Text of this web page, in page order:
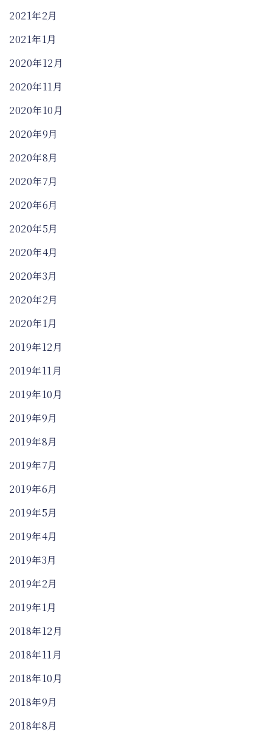
2021年2月
2021年1月
2020年12月
2020年11月
2020年10月
2020年9月
2020年8月
2020年7月
2020年6月
2020年5月
2020年4月
2020年3月
2020年2月
2020年1月
2019年12月
2019年11月
2019年10月
2019年9月
2019年8月
2019年7月
2019年6月
2019年5月
2019年4月
2019年3月
2019年2月
2019年1月
2018年12月
2018年11月
2018年10月
2018年9月
2018年8月